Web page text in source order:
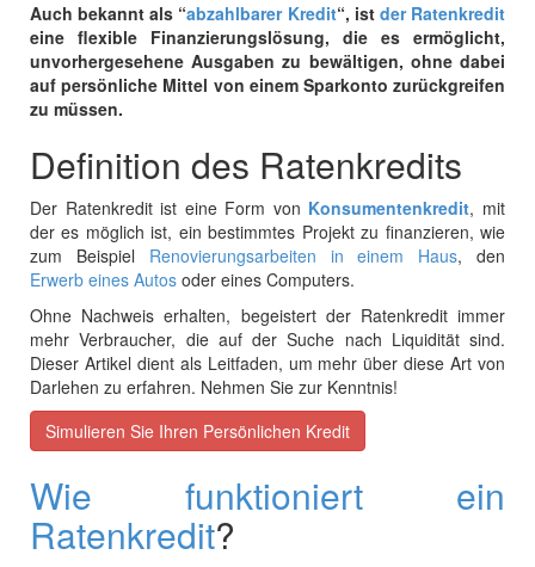
Auch bekannt als “abzahlbarer Kredit“, ist der Ratenkredit
eine flexible Finanzierungslösung, die es ermöglicht,
unvorhergesehene Ausgaben zu bewältigen, ohne dabei
auf persönliche Mittel von einem Sparkonto zurückgreifen
zu müssen.
Definition des Ratenkredits
Der Ratenkredit ist eine Form von Konsumentenkredit, mit
der es möglich ist, ein bestimmtes Projekt zu finanzieren, wie
zum Beispiel Renovierungsarbeiten in einem Haus, den
Erwerb eines Autos oder eines Computers.
Ohne Nachweis erhalten, begeistert der Ratenkredit immer
mehr Verbraucher, die auf der Suche nach Liquidität sind.
Dieser Artikel dient als Leitfaden, um mehr über diese Art von
Darlehen zu erfahren. Nehmen Sie zur Kenntnis!
Simulieren Sie Ihren Persönlichen Kredit
Wie funktioniert ein
Ratenkredit?